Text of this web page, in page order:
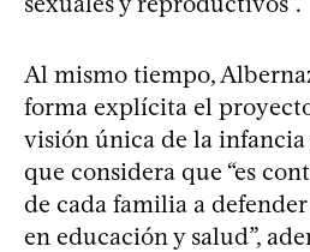
Al mismo tiempo,
forma explícita el
visión única de la infancia
que considera que “es
de cada familia a
en educación y salud”,